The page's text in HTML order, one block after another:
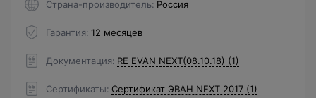
Страна-производитель Россия
Гарантия 12 месяцев
Документация RE EVAN NEXT(08.10.18) (1)
Сертификаты Сертификат ЭВАН NEXT 2017 (1)